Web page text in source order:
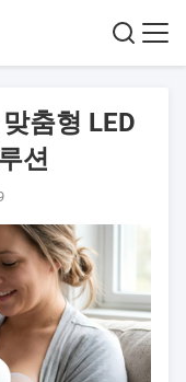
춤형 LED
션